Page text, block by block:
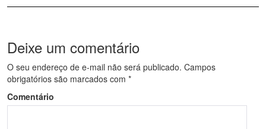
Deixe um comentário
O seu endereço de e-mail não será publicado. Campos
obrigatórios são marcados com *
Comentário